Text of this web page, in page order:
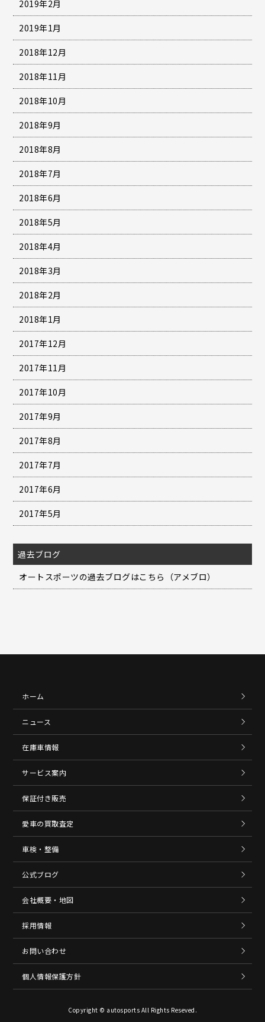
2019年2月
2019年1月
2018年12月
2018年11月
2018年10月
2018年9月
2018年8月
2018年7月
2018年6月
2018年5月
2018年4月
2018年3月
2018年2月
2018年1月
2017年12月
2017年11月
2017年10月
2017年9月
2017年8月
2017年7月
2017年6月
2017年5月
過去ブログ
オートスポーツの過去ブログはこちら（アメブロ）
ホーム
ニュース
在庫車情報
サービス案内
保証付き販売
愛車の買取査定
車検・整備
公式ブログ
会社概要・地図
採用情報
お問い合わせ
個人情報保護方針
Copyright © autosports All Rights Reseved.